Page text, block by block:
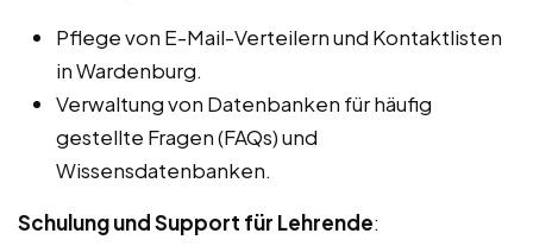
Pflege von E-Mail-Verteilern und Kontaktlisten
in Wardenburg.
Verwaltung von Datenbanken für häufig
gestellte Fragen (FAQs) und
Wissensdatenbanken.
Schulung und Support für Lehrende: